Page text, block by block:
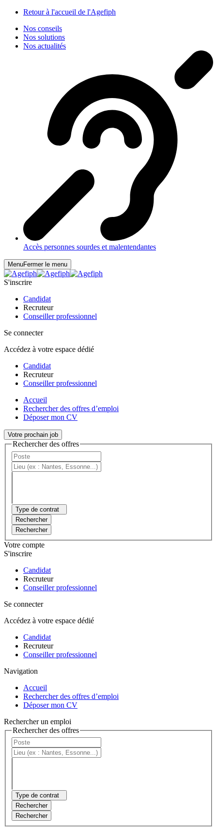
Retour à l'accueil de l'Agefiph
Nos conseils
Nos solutions
Nos actualités
Accès personnes sourdes et malentendantes
MenuFermer le menu
S'inscrire
Candidat
Recruteur
Conseiller professionnel
Se connecter
Accédez à votre espace dédié
Candidat
Recruteur
Conseiller professionnel
Accueil
Rechercher des offres d’emploi
Déposer mon CV
Votre prochain job
Rechercher des offres
Type de contrat
Rechercher
Rechercher
Votre compte
S'inscrire
Candidat
Recruteur
Conseiller professionnel
Se connecter
Accédez à votre espace dédié
Candidat
Recruteur
Conseiller professionnel
Navigation
Accueil
Rechercher des offres d’emploi
Déposer mon CV
Rechercher un emploi
Rechercher des offres
Type de contrat
Rechercher
Rechercher